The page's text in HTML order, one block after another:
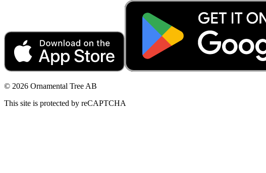
© 2026 Ornamental Tree AB
This site is protected by reCAPTCHA